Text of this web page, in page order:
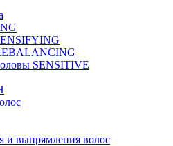
SENSITIVE
и выпрямления волос